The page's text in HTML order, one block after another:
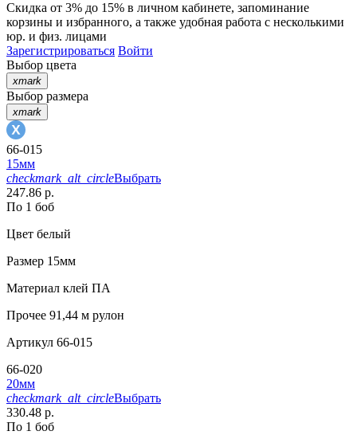
Скидка от 3% до 15% в личном кабинете, запоминание
корзины и избранного, а также удобная работа с несколькими
юр. и физ. лицами
Зарегистрироваться Войти
Выбор цвета
xmark
Выбор размера
xmark
66-015
15мм
checkmark_alt_circleВыбрать
247.86 р.
По 1 боб
Цвет белый
Размер 15мм
Материал клей ПА
Прочее 91,44 м рулон
Артикул 66-015
66-020
20мм
checkmark_alt_circleВыбрать
330.48 р.
По 1 боб